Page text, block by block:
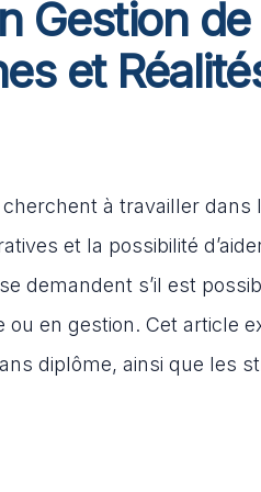
Gestion
et
à travailler dans
et la possibilité
demandent s’il est
en gestion. Cet article
diplôme, ainsi que les